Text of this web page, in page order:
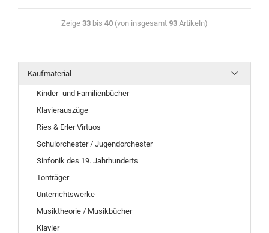
Zeige 33 bis 40 (von insgesamt 93 Artikeln)
Kaufmaterial
Kinder- und Familienbücher
Klavierauszüge
Ries & Erler Virtuos
Schulorchester / Jugendorchester
Sinfonik des 19. Jahrhunderts
Tonträger
Unterrichtswerke
Musiktheorie / Musikbücher
Klavier